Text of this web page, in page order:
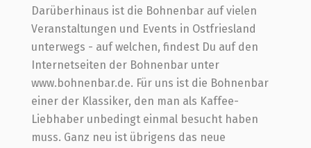
Darüberhinaus ist die Bohnenbar auf vielen
Veranstaltungen und Events in Ostfriesland
unterwegs - auf welchen, findest Du auf den
Internetseiten der Bohnenbar unter
www.bohnenbar.de. Für uns ist die Bohnenbar
einer der Klassiker, den man als Kaffee-
Liebhaber unbedingt einmal besucht haben
muss. Ganz neu ist übrigens das neue